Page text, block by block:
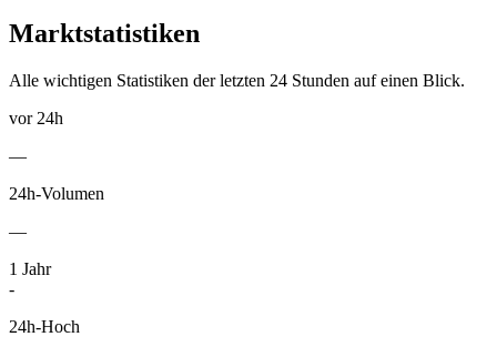
Marktstatistiken
Alle wichtigen Statistiken der letzten 24 Stunden auf einen Blick.
vor 24h
—
24h-Volumen
—
1 Jahr
-
24h-Hoch